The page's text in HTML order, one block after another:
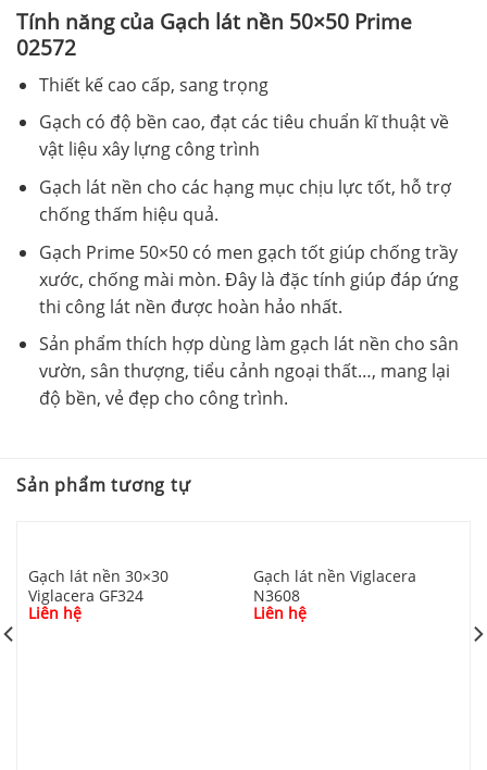
Tính năng của Gạch lát nền 50×50 Prime
02572
Thiết kế cao cấp, sang trọng
Gạch có độ bền cao, đạt các tiêu chuẩn kĩ thuật về
vật liệu xây lựng công trình
Gạch lát nền cho các hạng mục chịu lực tốt, hỗ trợ
chống thấm hiệu quả.
Gạch Prime 50×50 có men gạch tốt giúp chống trầy
xước, chống mài mòn. Đây là đặc tính giúp đáp ứng
thi công lát nền được hoàn hảo nhất.
Sản phẩm thích hợp dùng làm gạch lát nền cho sân
vườn, sân thượng, tiểu cảnh ngoại thất…, mang lại
độ bền, vẻ đẹp cho công trình.
Sản phẩm tương tự
Gạch lát nền 30×30
Viglacera GF324
Liên hệ
Gạch lát nền Viglacera
N3608
Liên hệ